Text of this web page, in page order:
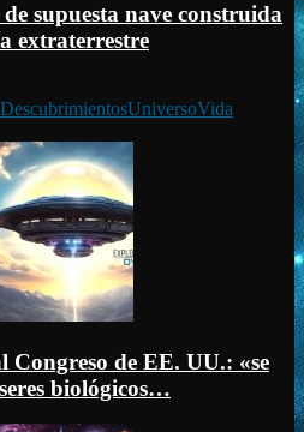
supuesta nave construida
extraterrestre
DescubrimientosUniversoVida
Congreso de EE. UU.: «se
biológicos…